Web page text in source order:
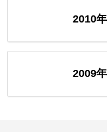
2010
2009